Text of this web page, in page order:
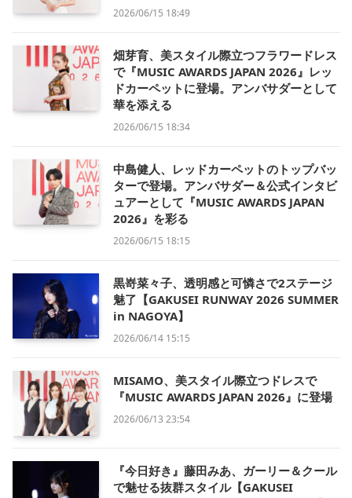
2026/06/15 18:49
畑芽育、美スタイル際立つフラワードレス
で『MUSIC AWARDS JAPAN 2026』レッ
ドカーペットに登場。アンバサダーとして
華を添える
2026/06/15 18:34
中島健人、レッドカーペットのトップバッ
ターで登場。アンバサダー＆公式インタビ
ュアーとして『MUSIC AWARDS JAPAN
2026』を彩る
2026/06/15 18:15
黒嵜菜々子、透明感と可憐さで2ステージ
魅了【GAKUSEI RUNWAY 2026 SUMMER
in NAGOYA】
2026/06/14 15:15
MISAMO、美スタイル際立つドレスで
『MUSIC AWARDS JAPAN 2026』に登場
2026/06/13 23:54
『今日好き』藤田みあ、ガーリー＆クール
で魅せる抜群スタイル【GAKUSEI